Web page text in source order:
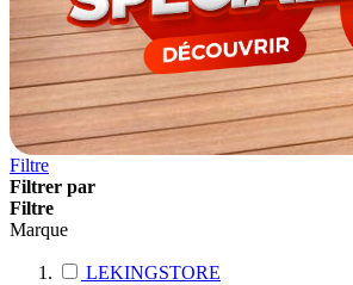
Filtre
Filtrer par
Filtre
Marque
LEKINGSTORE